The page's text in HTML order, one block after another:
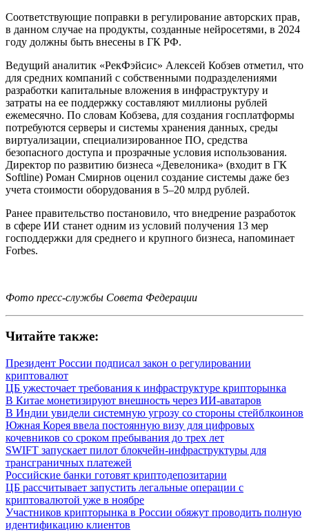
Соответствующие поправки в регулирование авторских прав,
в данном случае на продукты, созданные нейросетями, в 2024
году должны быть внесены в ГК РФ.
Ведущий аналитик «РекФэйсис» Алексей Кобзев отметил, что
для средних компаний с собственными подразделениями
разработки капитальные вложения в инфраструктуру и
затраты на ее поддержку составляют миллионы рублей
ежемесячно. По словам Кобзева, для создания госплатформы
потребуются серверы и системы хранения данных, среды
виртуализации, специализированное ПО, средства
безопасного доступа и прозрачные условия использования.
Директор по развитию бизнеса «Девелоника» (входит в ГК
Softline) Роман Смирнов оценил создание системы даже без
учета стоимости оборудования в 5–20 млрд рублей.
Ранее правительство постановило, что внедрение разработок
в сфере ИИ станет одним из условий получения 13 мер
господдержки для среднего и крупного бизнеса, напоминает
Forbes.
Фото пресс-службы Совета Федерации
Читайте также:
Президент России подписал закон о регулировании
криптовалют
ЦБ ужесточает требования к инфраструктуре крипторынка
В Китае монетизируют внешность через ИИ-аватаров
В Индии увидели системную угрозу со стороны стейблкоинов
Южная Корея ввела постоянную визу для цифровых
кочевников со сроком пребывания до трех лет
SWIFT запускает пилот блокчейн-инфраструктуры для
трансграничных платежей
Российские банки готовят криптодепозитарии
ЦБ рассчитывает запустить легальные операции с
криптовалютой уже в ноябре
Участников крипторынка в России обяжут проводить полную
идентификацию клиентов